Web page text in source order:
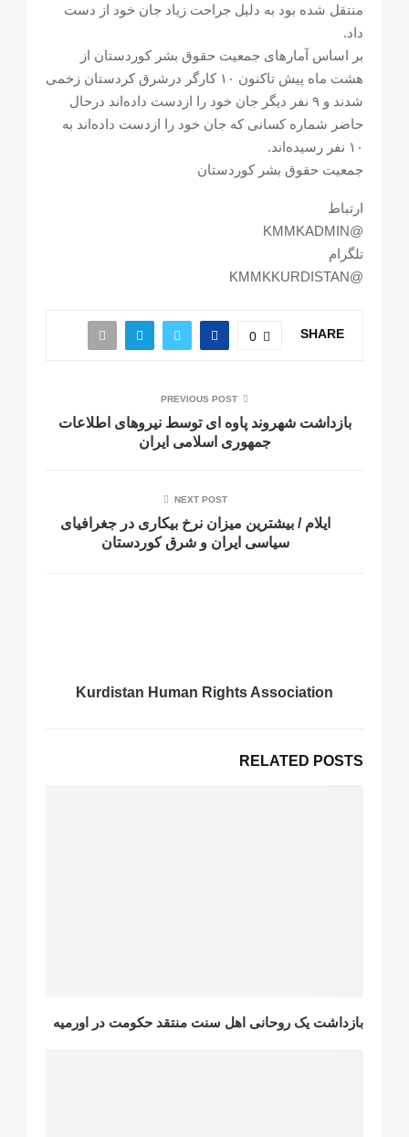
منتقل شده بود به دلیل جراحت زیاد جان خود از دست
داد.
بر اساس آمارهای جمعیت حقوق بشر کوردستان از
هشت ماه پیش تاکنون ۱۰ کارگر درشرق کردستان زخمی
شدند و ۹ نفر دیگر جان خود را ازدست داده‌اند درحال
حاضر شماره کسانی که جان خود را ازدست داده‌اند به
۱۰ نفر رسیده‌اند.
جمعیت حقوق بشر کوردستان
ارتباط
@KMMKADMIN
تلگرام
@KMMKKURDISTAN
SHARE
0
PREVIOUS POST
بازداشت شهروند پاوه ای توسط نیروهای اطلاعات
جمهوری اسلامی ایران
NEXT POST
ايلام / بيشترين ميزان نرخ بيكارى در جغرافياى
سياسى ايران و شرق كوردستان
Kurdistan Human Rights Association
RELATED POSTS
‌بازداشت‌ یک روحانی اهل سنت منتقد حکومت در اورمیه